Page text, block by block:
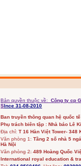
Bản quyền thuộc về:
Công ty cp
SInce 31-08-2010
Ban truyền thông quan hệ quốc
Phụ trách biên tập : Nhà báo Lê
Địa chỉ: T 16 Hàn Việt Tower- 348
Văn phòng 1:Tầng 2 số nhà 5
Hà Nội
Văn phòng 2:489 Hoàng Quốc
International royal education &